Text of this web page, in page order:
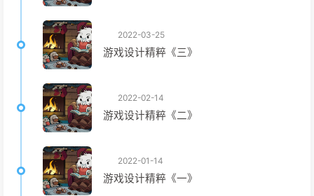
2022-03-25
游戏设计精粹《三》
2022-02-14
游戏设计精粹《二》
2022-01-14
游戏设计精粹《一》